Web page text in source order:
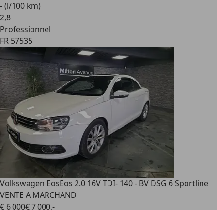
- (l/100 km)
2,8
Professionnel
FR 57535
Volkswagen EosEos 2.0 16V TDI- 140 - BV DSG 6 Sportline
VENTE A MARCHAND
€ 6 000€ 7 000,-